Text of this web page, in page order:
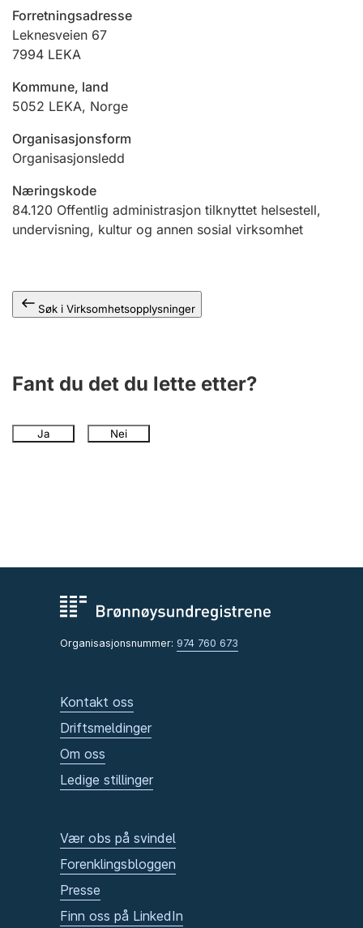
Jeger
Betaling og jegeravgiftskort
Ektepaktveileder
Offentlig sektor
Andre tema
Forretningsadresse
Leknesveien 67
7994 LEKA
Kommune, land
5052 LEKA, Norge
Organisasjonsform
Organisasjonsledd
Næringskode
84.120 Offentlig administrasjon tilknyttet helsestell,
undervisning, kultur og annen sosial virksomhet
Søk i Virksomhetsopplysninger
Fant du det du lette etter?
Ja Nei
Organisasjonsnummer: 974 760 673
Kontakt oss
Driftsmeldinger
Om oss
Ledige stillinger
Vær obs på svindel
Forenklingsbloggen
Presse
Finn oss på LinkedIn